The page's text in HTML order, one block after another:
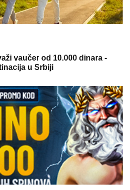
vaučer od 10.000 dinara -
u Srbiji